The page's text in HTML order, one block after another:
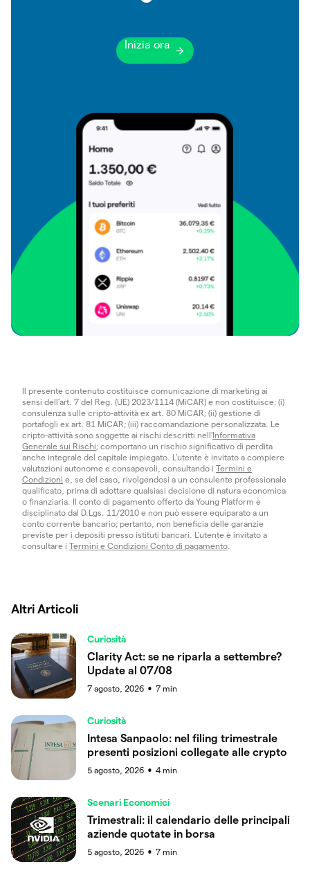
Inizia ora
Il presente contenuto costituisce comunicazione di marketing ai
sensi dell'art. 7 del Reg. (UE) 2023/1114 (MiCAR) e non costituisce: (i)
consulenza sulle cripto-attività ex art. 80 MiCAR; (ii) gestione di
portafogli ex art. 81 MiCAR; (iii) raccomandazione personalizzata. Le
cripto-attività sono soggette ai rischi descritti nell'Informativa
Generale sui Rischi; comportano un rischio significativo di perdita
anche integrale del capitale impiegato. L’utente è invitato a compiere
valutazioni autonome e consapevoli, consultando i Termini e
Condizioni e, se del caso, rivolgendosi a un consulente professionale
qualificato, prima di adottare qualsiasi decisione di natura economica
o finanziaria. Il conto di pagamento offerto da Young Platform è
disciplinato dal D.Lgs. 11/2010 e non può essere equiparato a un
conto corrente bancario; pertanto, non beneficia delle garanzie
previste per i depositi presso istituti bancari. L’utente è invitato a
consultare i Termini e Condizioni Conto di pagamento
Altri Articoli
Curiosità
Clarity Act: se ne riparla a settembre?
Update al 07/08
7 agosto, 2026 ● 7 min
Curiosità
Intesa Sanpaolo: nel filing trimestrale
presenti posizioni collegate alle crypto
5 agosto, 2026 ● 4 min
Scenari Economici
Trimestrali: il calendario delle principali
aziende quotate in borsa
5 agosto, 2026 ● 7 min